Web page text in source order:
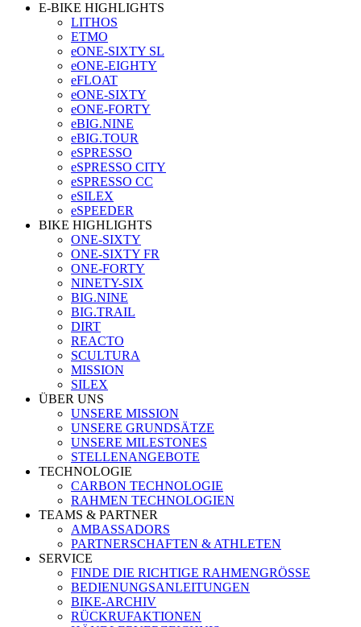
E-BIKE HIGHLIGHTS
LITHOS
ETMO
eONE-SIXTY SL
eONE-EIGHTY
eFLOAT
eONE-SIXTY
eONE-FORTY
eBIG.NINE
eBIG.TOUR
eSPRESSO
eSPRESSO CITY
eSPRESSO CC
eSILEX
eSPEEDER
BIKE HIGHLIGHTS
ONE-SIXTY
ONE-SIXTY FR
ONE-FORTY
NINETY-SIX
BIG.NINE
BIG.TRAIL
DIRT
REACTO
SCULTURA
MISSION
SILEX
ÜBER UNS
UNSERE MISSION
UNSERE GRUNDSÄTZE
UNSERE MILESTONES
STELLENANGEBOTE
TECHNOLOGIE
CARBON TECHNOLOGIE
RAHMEN TECHNOLOGIEN
TEAMS & PARTNER
AMBASSADORS
PARTNERSCHAFTEN & ATHLETEN
SERVICE
FINDE DIE RICHTIGE RAHMENGRÖSSE
BEDIENUNGSANLEITUNGEN
BIKE-ARCHIV
RÜCKRUFAKTIONEN